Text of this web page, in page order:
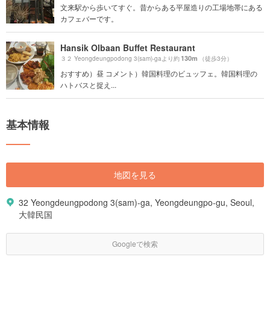
文来駅から歩いてすぐ。昔からある平屋造りの工場地帯にある
カフェバーです。
Hansik Olbaan Buffet Restaurant
３２ Yeongdeungpodong 3(sam)-gaより約130m （徒歩3分）
おすすめ）昼 コメント）韓国料理のビュッフェ。韓国料理の
ハトバスと捉え...
基本情報
地図を見る
32 Yeongdeungpodong 3(sam)-ga, Yeongdeungpo-gu, Seoul,
大韓民国
Googleで検索